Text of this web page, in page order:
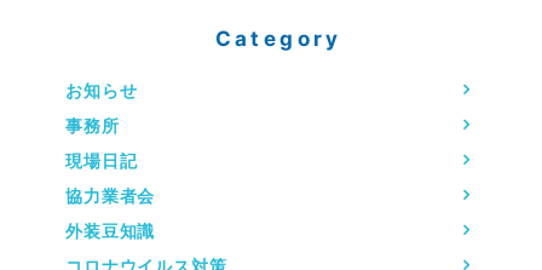
Category
お知らせ
事務所
現場日記
協力業者会
外装豆知識
コロナウイルス対策